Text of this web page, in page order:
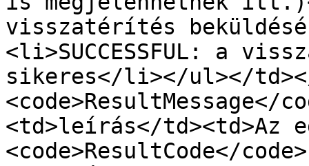
visszatérítés
<li>SUCCESSFUL: a
sikeres</li></ul></
<td>leírás</td><td>Az
<code>ResultCode</